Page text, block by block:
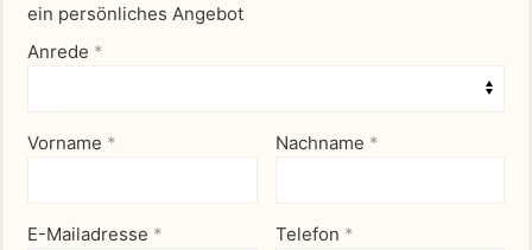
ein persönliches Angebot
Anrede *
Vorname * Nachname *
E-Mailadresse * Telefon *